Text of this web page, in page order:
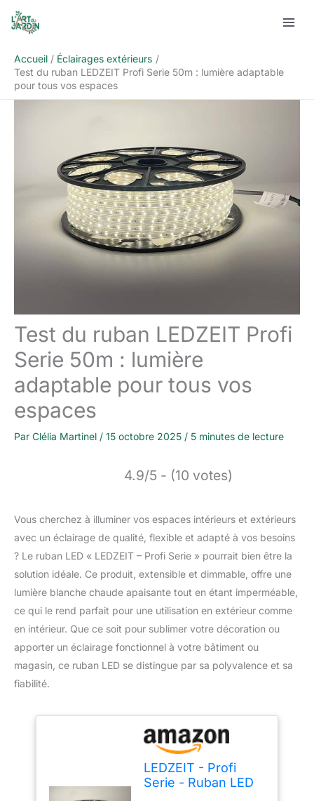
Aller
Accueil
Éclairages extérieurs
Test du ruban LEDZEIT Profi Serie 50m : lumière adaptable
pour tous vos espaces
Test du ruban LEDZEIT Profi
Serie 50m : lumière
adaptable pour tous vos
espaces
Par Clélia Martinel / 15 octobre 2025 / 5 minutes de lecture
4.9/5 - (10 votes)
Vous cherchez à illuminer vos espaces intérieurs et extérieurs
avec un éclairage de qualité, flexible et adapté à vos besoins
? Le ruban LED « LEDZEIT – Profi Serie » pourrait bien être la
solution idéale. Ce produit, extensible et dimmable, offre une
lumière blanche chaude apaisante tout en étant imperméable,
ce qui le rend parfait pour une utilisation en extérieur comme
en intérieur. Que ce soit pour sublimer votre décoration ou
apporter un éclairage fonctionnel à votre bâtiment ou
magasin, ce ruban LED se distingue par sa polyvalence et sa
fiabilité.
LEDZEIT - Profi
Serie - Ruban LED
Rechercher